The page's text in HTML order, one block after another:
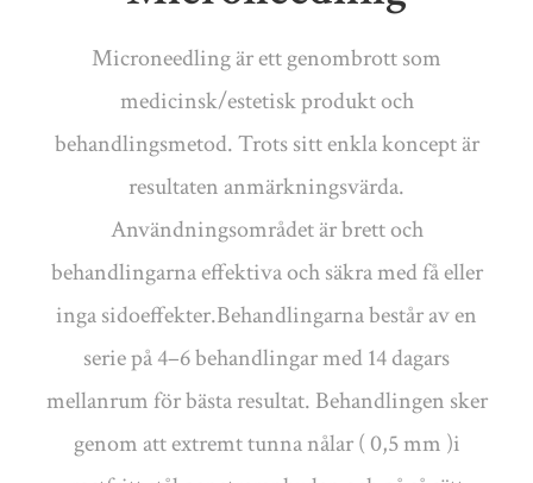
Microneedling är ett genombrott som
medicinsk/estetisk produkt och
behandlingsmetod. Trots sitt enkla koncept är
resultaten anmärkningsvärda.
Användningsområdet är brett och
behandlingarna effektiva och säkra med få eller
inga sidoeffekter.Behandlingarna består av en
serie på 4–6 behandlingar med 14 dagars
mellanrum för bästa resultat. Behandlingen sker
genom att extremt tunna nålar ( 0,5 mm )i